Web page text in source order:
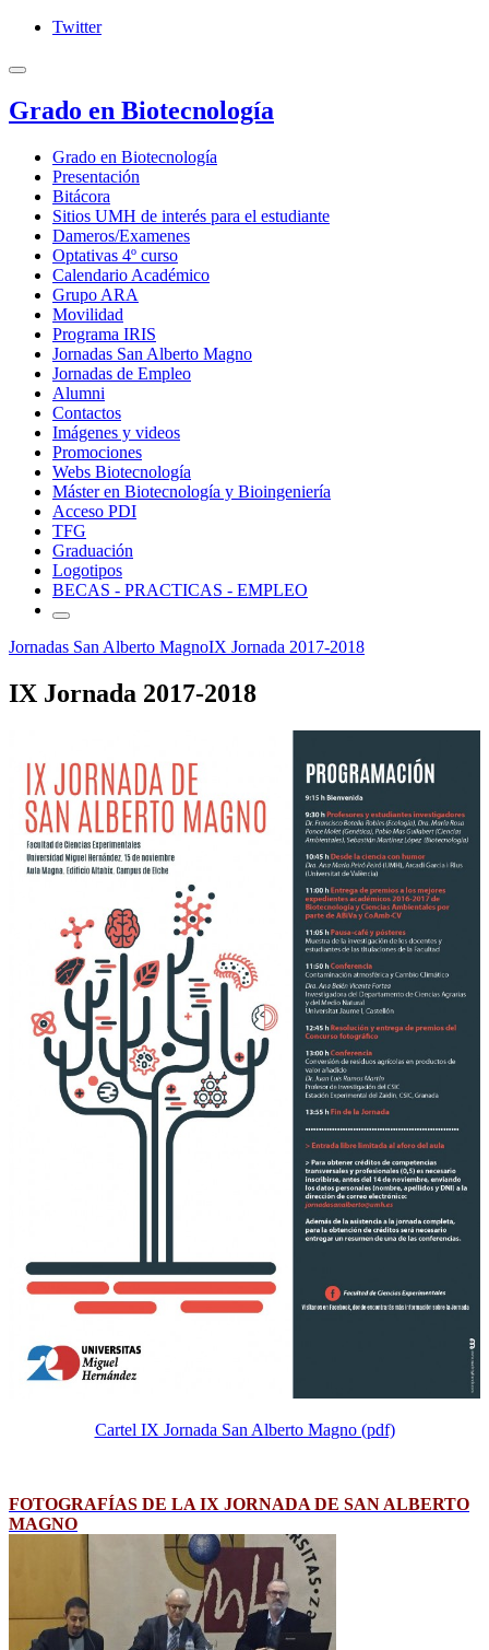
Twitter
Grado en Biotecnología
Grado en Biotecnología
Presentación
Bitácora
Sitios UMH de interés para el estudiante
Dameros/Examenes
Optativas 4º curso
Calendario Académico
Grupo ARA
Movilidad
Programa IRIS
Jornadas San Alberto Magno
Jornadas de Empleo
Alumni
Contactos
Imágenes y videos
Promociones
Webs Biotecnología
Máster en Biotecnología y Bioingeniería
Acceso PDI
TFG
Graduación
Logotipos
BECAS - PRACTICAS - EMPLEO
Jornadas San Alberto MagnoIX Jornada 2017-2018
IX Jornada 2017-2018
Cartel IX Jornada San Alberto Magno (pdf)
FOTOGRAFÍAS DE LA IX JORNADA DE SAN ALBERTO
MAGNO